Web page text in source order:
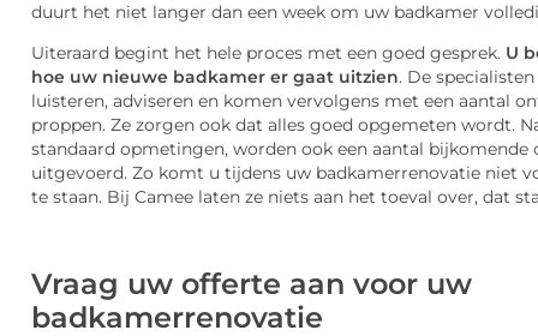
duurt het niet langer dan een week om uw badkamer
Uiteraard begint het hele proces met een goed gesprek. U
hoe uw nieuwe badkamer er gaat uitzien. De
luisteren, adviseren en komen vervolgens met een aantal
proppen. Ze zorgen ook dat alles goed opgemeten wordt.
standaard opmetingen, worden ook een aantal bijkomende
uitgevoerd. Zo komt u tijdens uw badkamerrenovatie niet
te staan. Bij Camee laten ze niets aan het toeval over, dat
Vraag uw offerte aan voor uw
badkamerrenovatie